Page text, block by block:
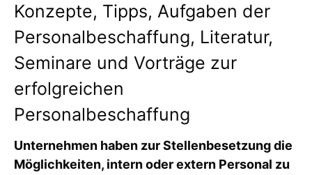
Konzepte, Tipps, Aufgaben der
Personalbeschaffung, Literatur,
Seminare und Vorträge zur
erfolgreichen
Personalbeschaffung
Unternehmen haben zur Stellenbesetzung die
Möglichkeiten, intern oder extern Personal zu